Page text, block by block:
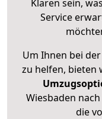
Klaren sein,
Service
Um Ihnen bei
zu helfen, bieten
Wiesbaden
die